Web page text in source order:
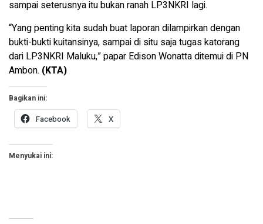
sampai seterusnya itu bukan ranah LP3NKRI lagi.
“Yang penting kita sudah buat laporan dilampirkan dengan
bukti-bukti kuitansinya, sampai di situ saja tugas katorang
dari LP3NKRI Maluku,” papar Edison Wonatta ditemui di PN
Ambon. (KTA)
Bagikan ini:
Facebook X
Menyukai ini: